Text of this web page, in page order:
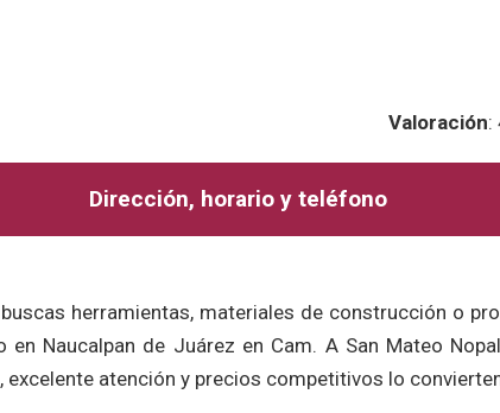
Valoración:
Dirección, horario y teléfono
herramientas, materiales de construcción o
en Naucalpan de Juárez en Cam. A San Mateo
excelente atención y precios competitivos lo